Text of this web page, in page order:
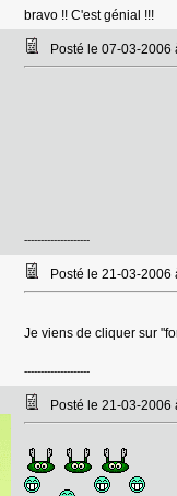
bravo !! C'est génial !!!
Posté le 07-03-2006
--------------------
Posté le 21-03-2006
Je viens de cliquer sur
--------------------
Posté le 21-03-2006